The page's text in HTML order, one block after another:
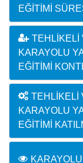
EĞITIMI
TEHLIKELI
KARAYOLU
EĞITIMI
TEHLIKELI
KARAYOLU
EĞITIMI